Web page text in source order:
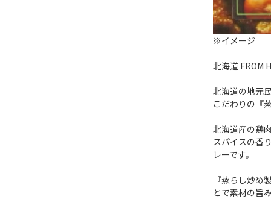
※イメージ
北海道 FROM
北海道の地元
こだわりの『
北海道産の鶏
スパイスの香
レーです。
『蒸らし炒め
とで素材の旨